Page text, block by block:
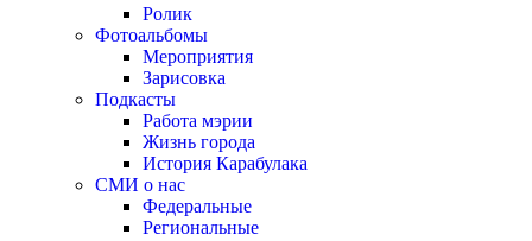
Ролик
Фотоальбомы
Мероприятия
Зарисовка
Подкасты
Работа мэрии
Жизнь города
История Карабулака
СМИ о нас
Федеральные
Региональные